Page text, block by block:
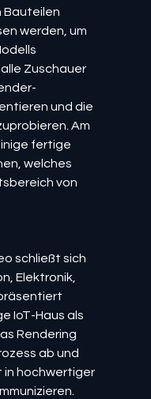
Bauteilen
werden, um
Zuschauer
und die
Am
fertige
welches
von
schließt sich
Elektronik,
IoT-Haus als
Rendering
ab und
in hochwertiger